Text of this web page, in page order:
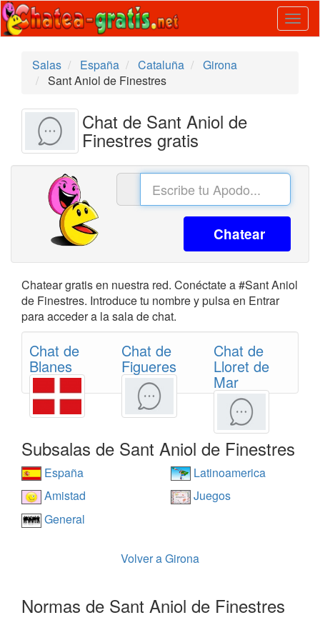
Salas
España Cataluña
Girona
Sant Aniol de Finestres
Chat de Sant Aniol de
Finestres gratis
Chatear
Chatear gratis en nuestra red. Conéctate a #Sant Aniol
de Finestres. Introduce tu nombre y pulsa en Entrar
para acceder a la sala de chat.
Chat de
Blanes
Chat de
Figueres
Chat de
Lloret de
Mar
Subsalas de Sant Aniol de Finestres
España
Latinoamerica
Amistad
Juegos
General
Volver a Girona
Normas de Sant Aniol de Finestres